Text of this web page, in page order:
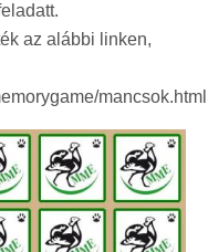
az alábbi linken,
mancsok.html